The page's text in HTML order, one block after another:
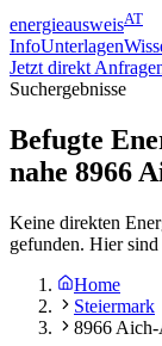
energieausweisAT
InfoUnterlagen
Jetzt direkt
Suchergebnisse
Befugte
nahe 8966
Keine direkten
gefunden. Hier
Home
Steiermark
8966 Aich-